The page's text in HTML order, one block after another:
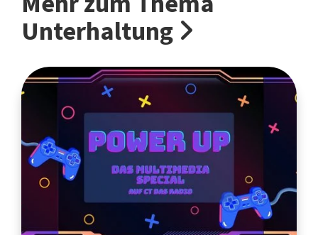
Unterhaltung